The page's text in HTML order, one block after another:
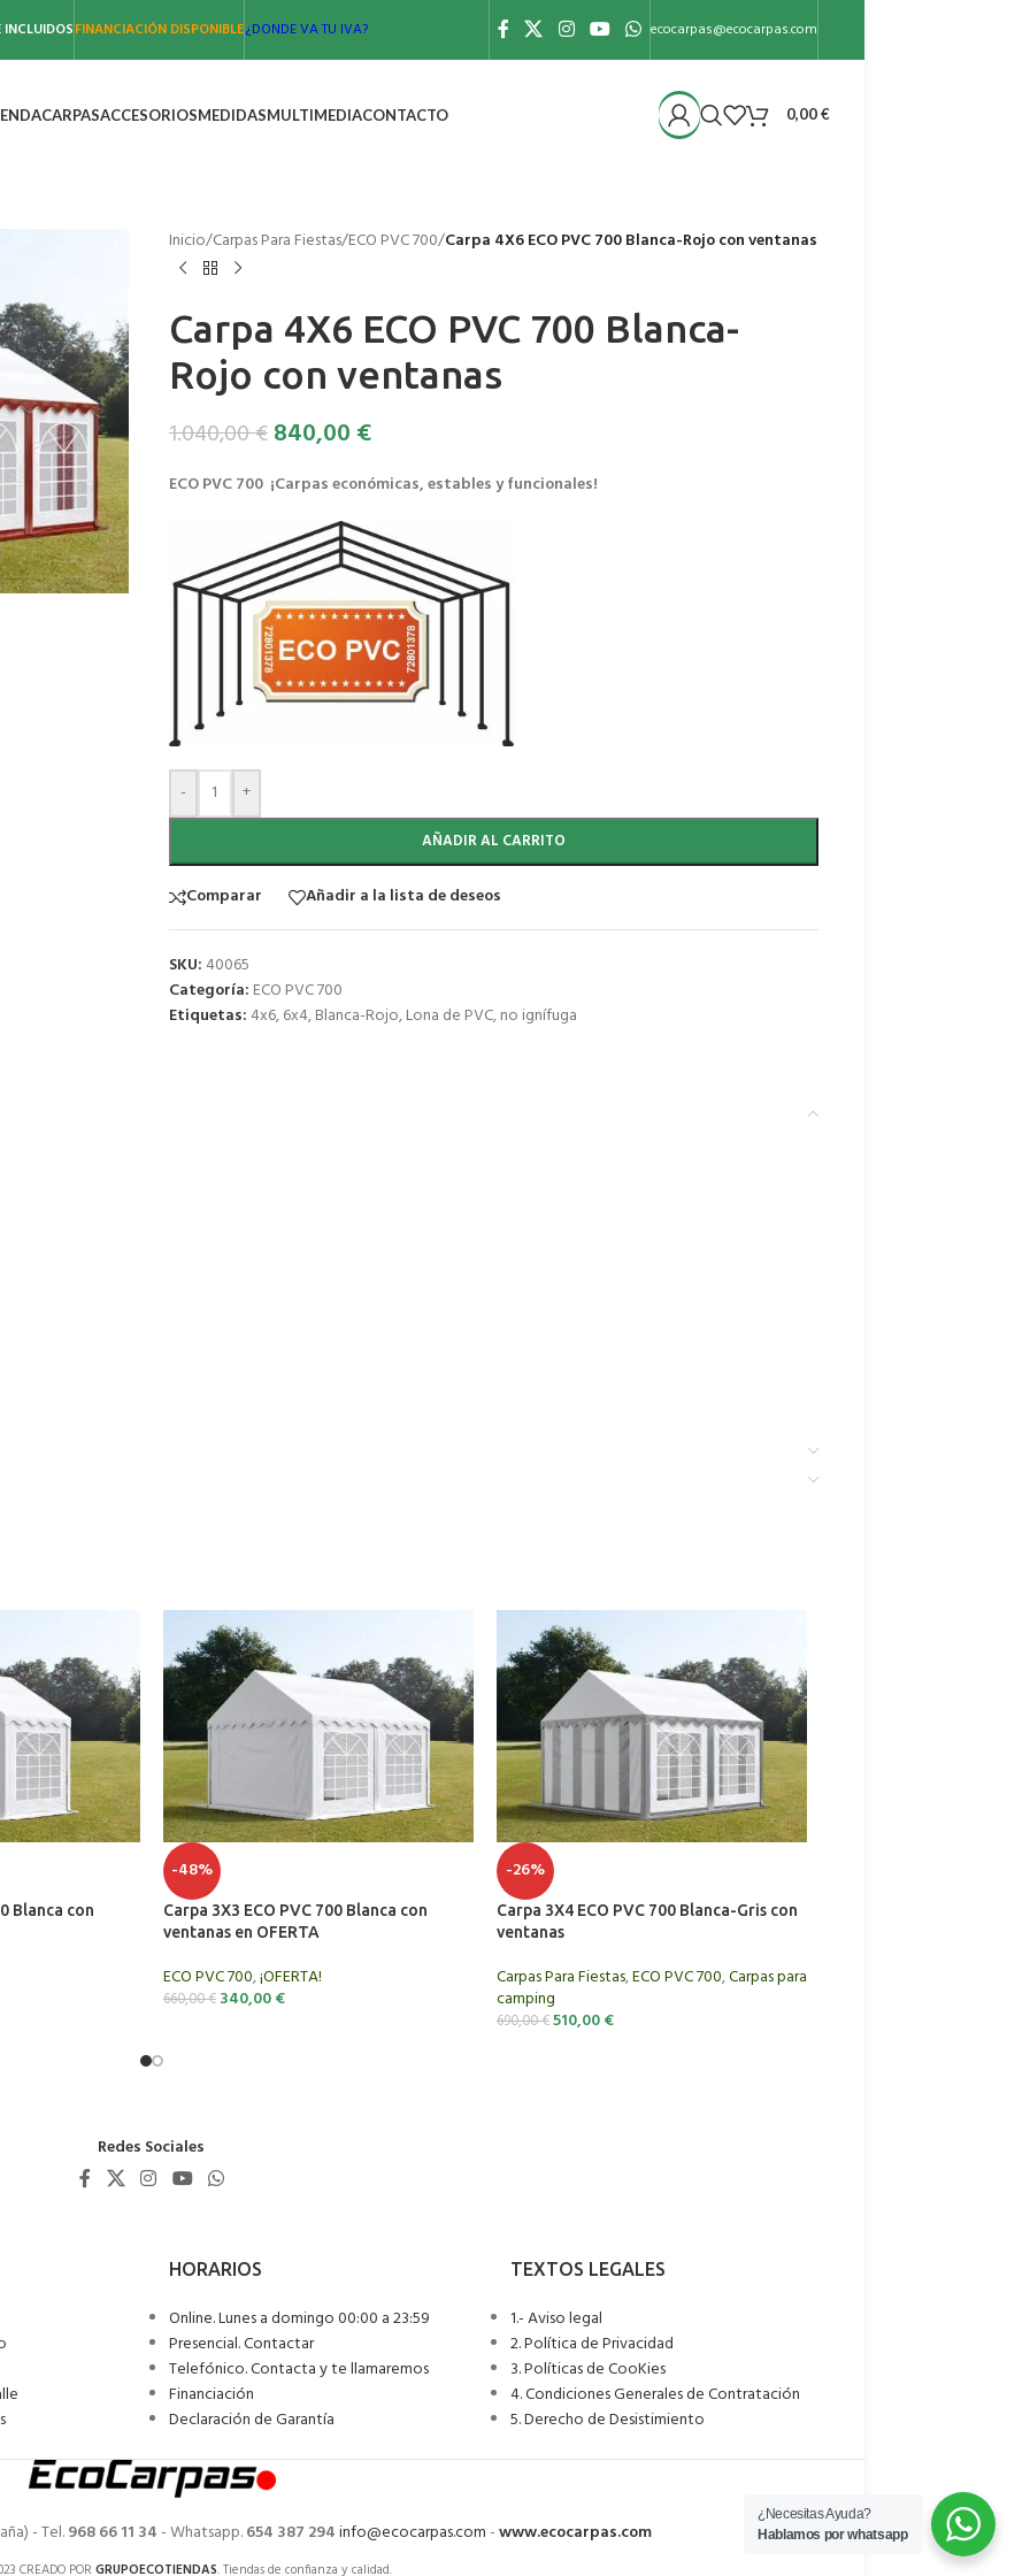
FINANCIACIÓN DISPONIBLE¿DONDE VA TU IVA? ecocarpas@ecocarpas.com
CARPASACCESORIOSMEDIDASMULTIMEDIACONTACTO 0,00€
Inicio/Carpas Para Fiestas/ECO PVC 700/Carpa 4X6 ECO PVC 700 Blanca-Rojo con ventanas
Carpa 4X6 ECO PVC 700 Blanca-
Rojo con ventanas
1.040,00€840,00 €
ECO PVC 700 ¡Carpas económicas, estables y funcionales!
- +
AÑADIR AL CARRITO
Comparar Añadir a la lista de deseos
SKU: 40065
Categoría: ECO PVC 700
Etiquetas: 4x6,6x4,Blanca-Rojo,Lona de PVC,no ignífuga
el sol y resguarda el rocío de la noche
área de almacenamiento
roscado.
y los movimientos no deseados de la lona
Blanca con
-48%
Carpa 3X3 ECO PVC 700 Blanca con
ventanas en OFERTA
ECO PVC 700,¡OFERTA!
660,00€ 340,00€
-26%
Carpa 3X4 ECO PVC 700 Blanca-Gris con
ventanas
Carpas Para Fiestas,ECO PVC 700,Carpas para
camping
690,00€510,00€
Redes Sociales
Online. Lunes a domingo 00:00 a 23:59
Presencial. Contactar
Telefónico. Contacta y te llamaremos
Financiación
Declaración de Garantía
1.- Aviso legal
2. Política de Privacidad
3. Políticas de CooKies
4. Condiciones Generales de Contratación
5. Derecho de Desistimiento
- Tel.968 66 11 34- Whatsapp.654 387 294info@ecocarpas.com-www.ecocarpas.com
CREADO POR GRUPOECOTIENDAS. Tiendas de confianza y calidad.
¿Necesitas Ayuda?
Hablamos por whatsapp